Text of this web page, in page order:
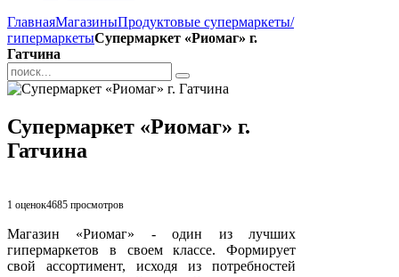
ГлавнаяМагазиныПродуктовые супермаркеты/
гипермаркетыСупермаркет «Риомаг» г.
Гатчина
Супермаркет «Риомаг» г.
Гатчина
1 оценок4685 просмотров
Магазин «Риомаг» - один из лучших
гипермаркетов в своем классе. Формирует
свой ассортимент, исходя из потребностей